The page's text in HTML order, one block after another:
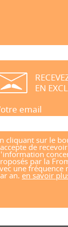
EN
email
cliquant sur le
de
par la
une fréquence
an. en savoir